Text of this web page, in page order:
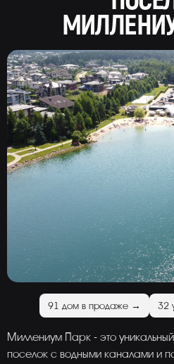
91 дом в продаже → 32
Миллениум Парк - это
поселок с водными каналами и